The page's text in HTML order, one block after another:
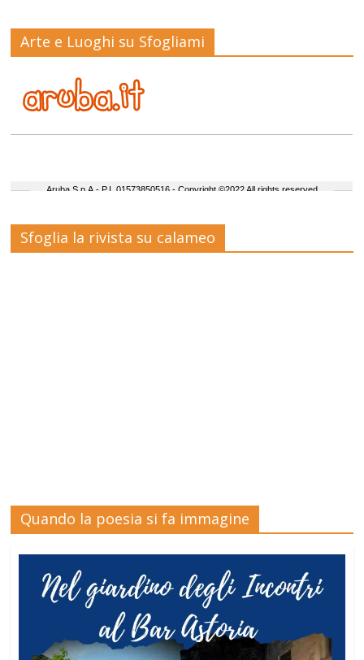
Arte e Luoghi su Sfogliami
Sfoglia la rivista su calameo
Quando la poesia si fa immagine